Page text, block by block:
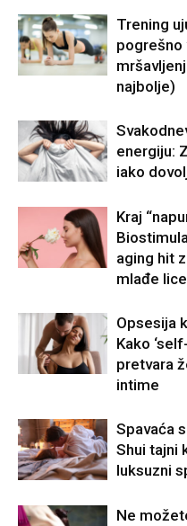
Trening
pogrešno
najbolje)
energiju:
iako
Kraj
aging hit
mlađe lice
Opsesija
Kako
pretvara
intime
Spavaća
Shui tajni
luksuzni
Ne